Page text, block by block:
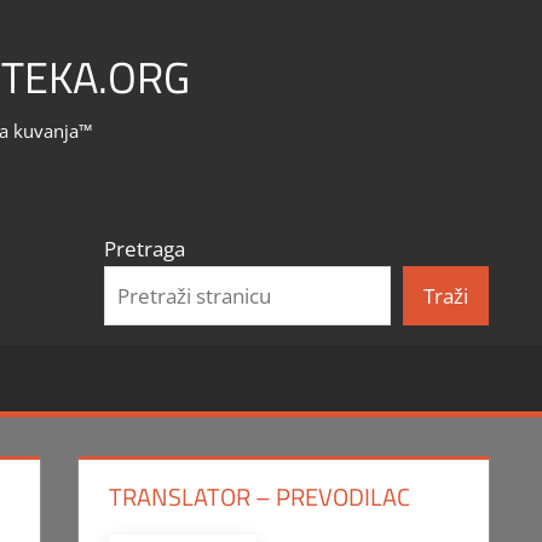
kuvanja™
Pretraga
Traži
TRANSLATOR – PREVODILAC